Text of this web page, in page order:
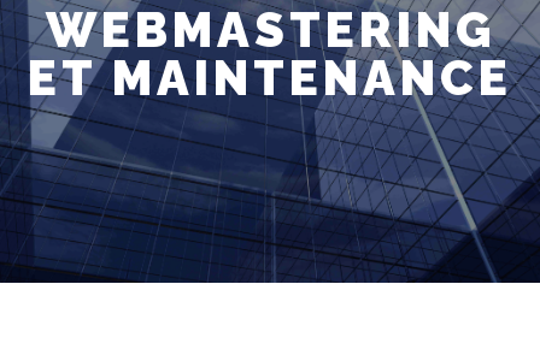
WEBMASTERING
ET MAINTENANCE